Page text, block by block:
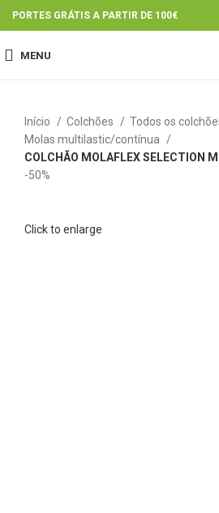
PORTES GRÁTIS A PARTIR DE 100€
MENU
Início Colchões
Todos os
Molas multilastic/contínua
COLCHÃO MOLAFLEX SELECTION
-50%
Click to enlarge